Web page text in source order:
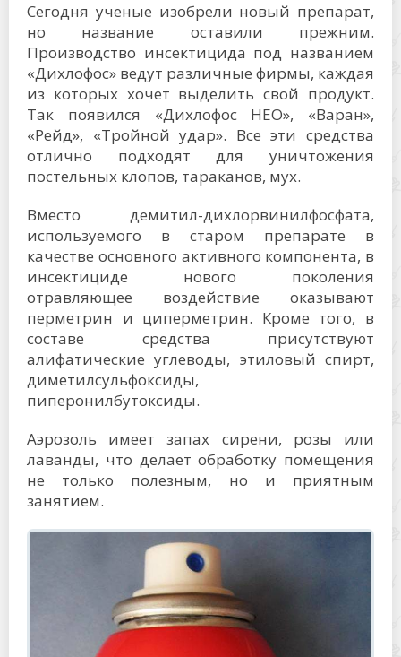
Сегодня ученые изобрели новый препарат,
но название оставили прежним.
Производство инсектицида под названием
«Дихлофос» ведут различные фирмы, каждая
из которых хочет выделить свой продукт.
Так появился «Дихлофос НЕО», «Варан»,
«Рейд», «Тройной удар». Все эти средства
отлично подходят для уничтожения
постельных клопов, тараканов, мух.
Вместо демитил-дихлорвинилфосфата,
используемого в старом препарате в
качестве основного активного компонента, в
инсектициде нового поколения
отравляющее воздействие оказывают
перметрин и циперметрин. Кроме того, в
составе средства присутствуют
алифатические углеводы, этиловый спирт,
диметилсульфоксиды,
пиперонилбутоксиды.
Аэрозоль имеет запах сирени, розы или
лаванды, что делает обработку помещения
не только полезным, но и приятным
занятием.